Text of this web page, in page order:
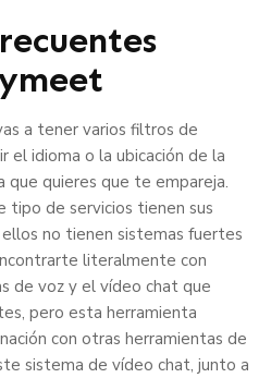
a tener varios filtros de
el idioma o la ubicación de la
que quieres que te empareja.
tipo de servicios tienen sus
no tienen sistemas fuertes
literalmente con
de voz y el vídeo chat que
pero esta herramienta
con otras herramientas de
sistema de vídeo chat, junto a